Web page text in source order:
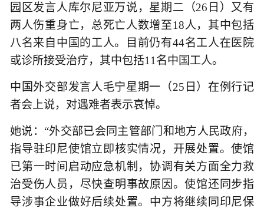
园区发言人库尔尼亚万说，星期二（26日）又有
两人伤重身亡，总死亡人数增至18人，其中包括
八名来自中国的工人。目前仍有44名工人在医院
或诊所接受治疗，其中包括11名中国工人。
中国外交部发言人毛宁星期一（25日）在例行记
者会上说，对遇难者表示哀悼。
她说：“外交部已会同主管部门和地方人民政府，
指导驻印尼使馆立即核实情况，开展处置。使馆
已第一时间启动应急机制，协调有关方面全力救
治受伤人员，尽快查明事故原因。使馆还同步指
导涉事企业做好后续处置。中方将继续同印尼保